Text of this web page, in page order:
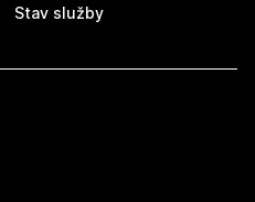
Stav služby